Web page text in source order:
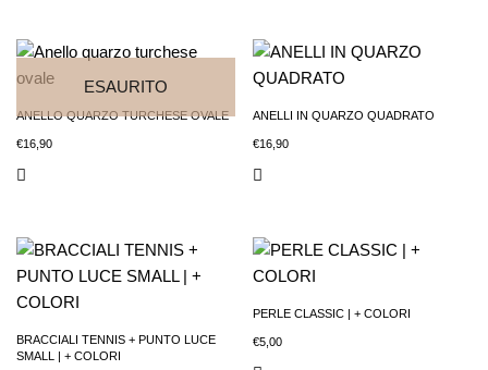
ESAURITO
ANELLO QUARZO TURCHESE OVALE
€16,90
ANELLI IN QUARZO QUADRATO
€16,90
BRACCIALI TENNIS + PUNTO LUCE
SMALL | + COLORI
PERLE CLASSIC | + COLORI
€5,00